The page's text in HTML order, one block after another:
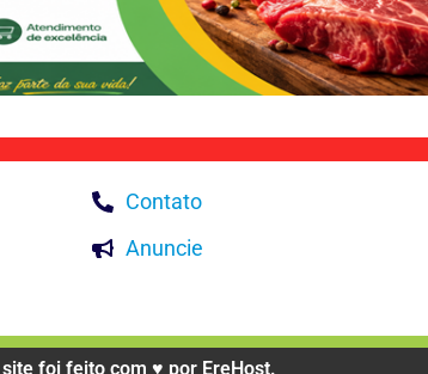
Contato
Anuncie
foi feito com ♥️ por EreHost.